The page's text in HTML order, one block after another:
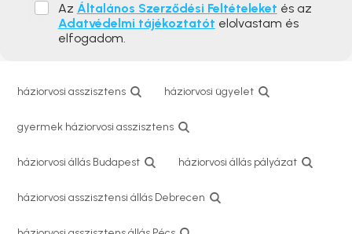
Az Általános Szerződési Feltételeket és az
Adatvédelmi tájékoztatót elolvastam és
elfogadom.
háziorvosi asszisztens háziorvosi ügyelet
gyermek háziorvosi asszisztens
háziorvosi állás Budapest háziorvosi állás pályázat
háziorvosi asszisztensi állás Debrecen